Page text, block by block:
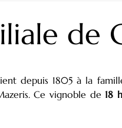
de
depuis 1805 à la
Ce vignoble de 18